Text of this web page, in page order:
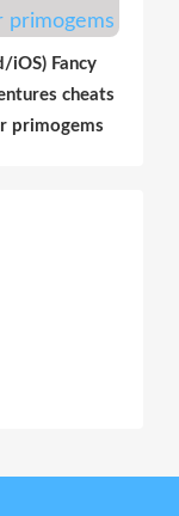
iOS) Fancy
cheats
primogems